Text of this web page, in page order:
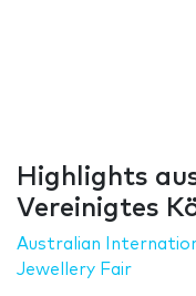
Highlights
Vereinigtes
Australian
Jewellery Fair